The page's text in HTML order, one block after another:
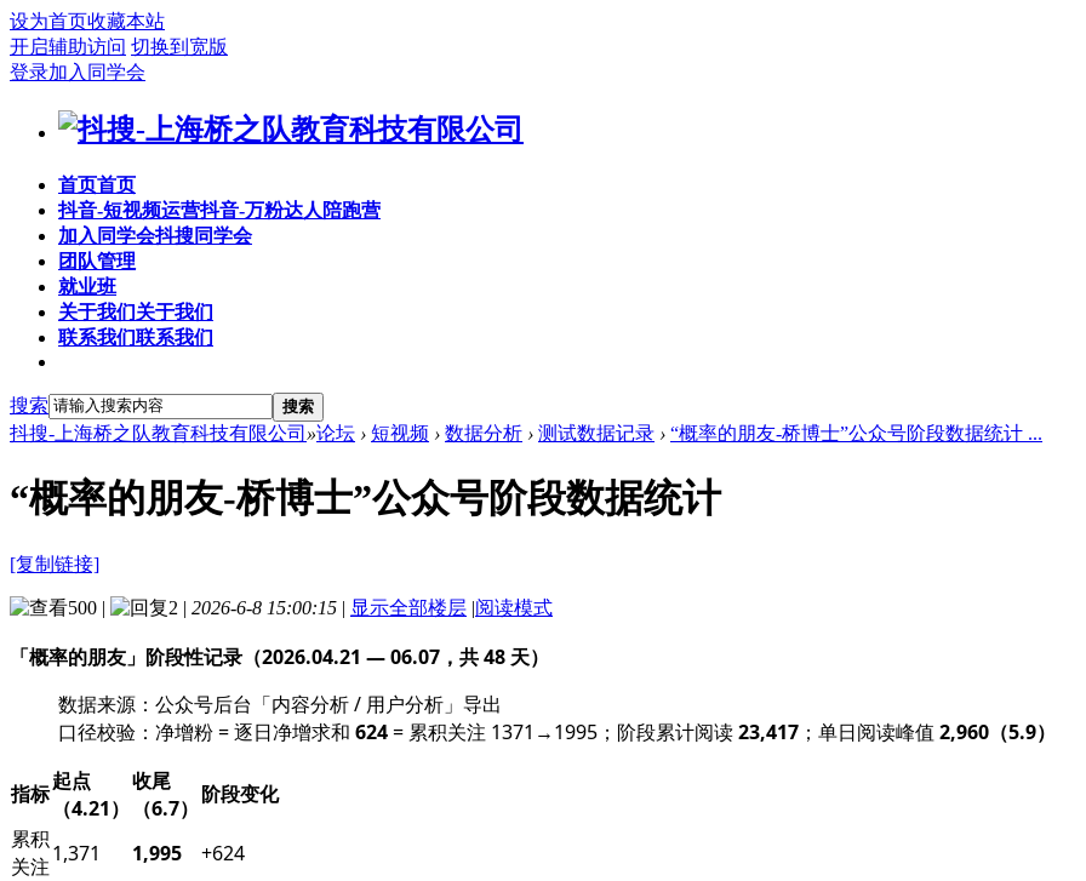
设为首页收藏本站
开启辅助访问 切换到宽版
登录加入同学会
首页首页
抖音-短视频运营抖音-万粉达人陪跑营
加入同学会抖搜同学会
团队管理
就业班
关于我们关于我们
联系我们联系我们
搜索 搜索
抖搜-上海桥之队教育科技有限公司 »论坛 › 短视频 › 数据分析 › 测试数据记录 › “概率的朋友-桥博士”公众号阶段数据统计 ...
“概率的朋友-桥博士”公众号阶段数据统计
[复制链接]
500 | 2 | 2026-6-8 15:00:15 | 显示全部楼层 |阅读模式
「概率的朋友」阶段性记录（2026.04.21 — 06.07，共 48 天）
数据来源：公众号后台「内容分析 / 用户分析」导出
口径校验：净增粉 = 逐日净增求和 624= 累积关注 1371→1995；阶段累计阅读23,417 ；单日阅读峰值 2,960（5.9）
指标起点
（4.21）
收尾
（6.7）
阶段变化
累积
关注1,371 1,995
+624